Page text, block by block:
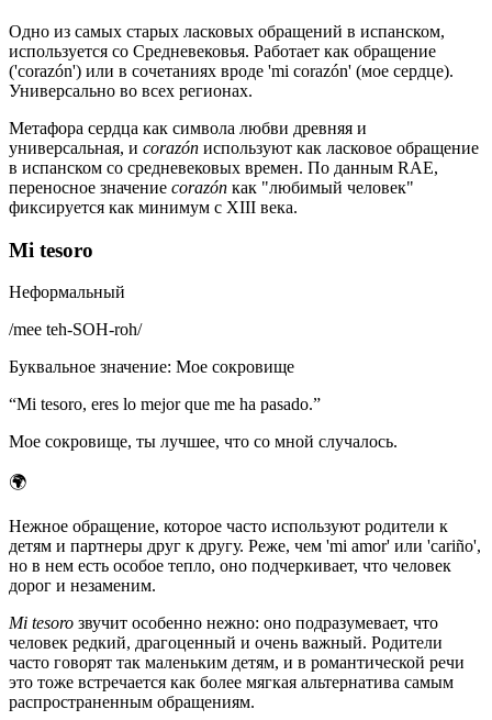
Одно из самых старых ласковых обращений в испанском,
используется со Средневековья. Работает как обращение
('corazón') или в сочетаниях вроде 'mi corazón' (мое сердце).
Универсально во всех регионах.
Метафора сердца как символа любви древняя и
универсальная, и corazón используют как ласковое обращение
в испанском со средневековых времен. По данным RAE,
переносное значение corazón как "любимый человек"
фиксируется как минимум с XIII века.
Mi tesoro
Неформальный
/mee teh-SOH-roh/
Буквальное значение: Мое сокровище
“Mi tesoro, eres lo mejor que me ha pasado.”
Мое сокровище, ты лучшее, что со мной случалось.
🌍
Нежное обращение, которое часто используют родители к
детям и партнеры друг к другу. Реже, чем 'mi amor' или 'cariño',
но в нем есть особое тепло, оно подчеркивает, что человек
дорог и незаменим.
Mi tesoro звучит особенно нежно: оно подразумевает, что
человек редкий, драгоценный и очень важный. Родители
часто говорят так маленьким детям, и в романтической речи
это тоже встречается как более мягкая альтернатива самым
распространенным обращениям.